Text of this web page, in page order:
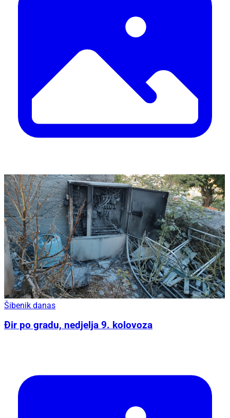
Šibenik danas
Đir po gradu, nedjelja 9. kolovoza